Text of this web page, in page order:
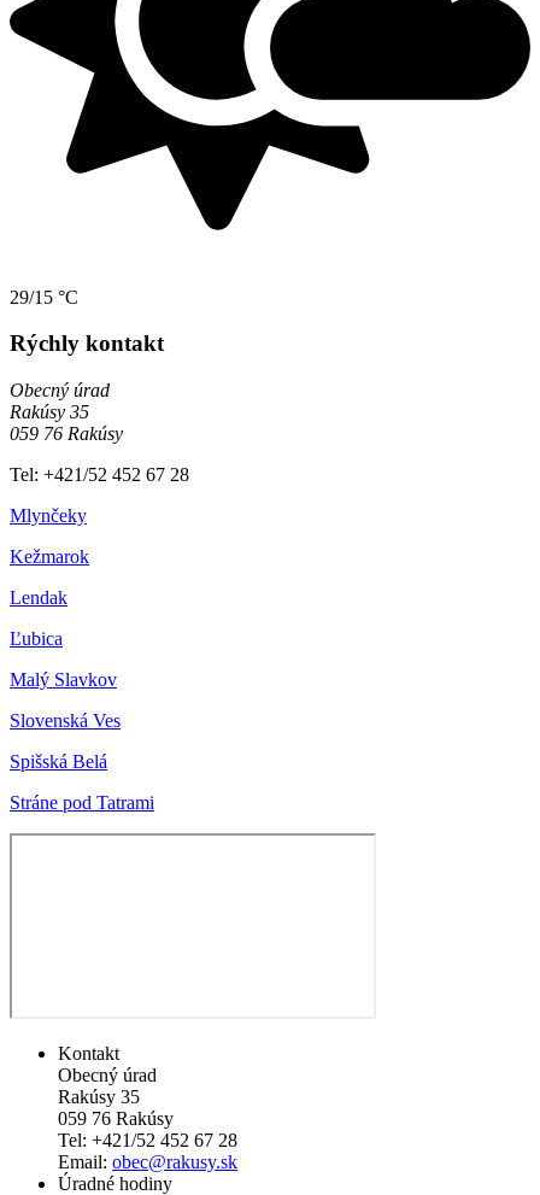
29/15 °C
Rýchly kontakt
Obecný úrad
Rakúsy 35
059 76 Rakúsy
Tel: +421/52 452 67 28
Mlynčeky
Kežmarok
Lendak
Ľubica
Malý Slavkov
Slovenská Ves
Spišská Belá
Stráne pod Tatrami
Kontakt
Obecný úrad
Rakúsy 35
059 76 Rakúsy
Tel: +421/52 452 67 28
Email: obec@rakusy.sk
Úradné hodiny